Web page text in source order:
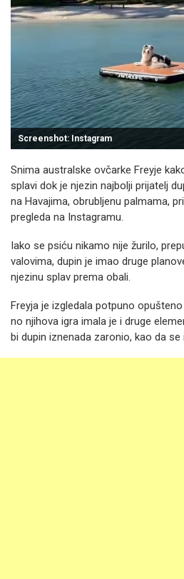
Screenshot: Instagram
Snima australske ovčarke Freyje
splavi dok je njezin najbolji prijatelj
na Havajima, obrubljenu palmama,
pregleda na Instagramu.
Iako se psiću nikamo nije žurilo,
valovima, dupin je imao druge
njezinu splav prema obali.
Freyja je izgledala potpuno
no njihova igra imala je i druge
bi dupin iznenada zaronio, kao da se